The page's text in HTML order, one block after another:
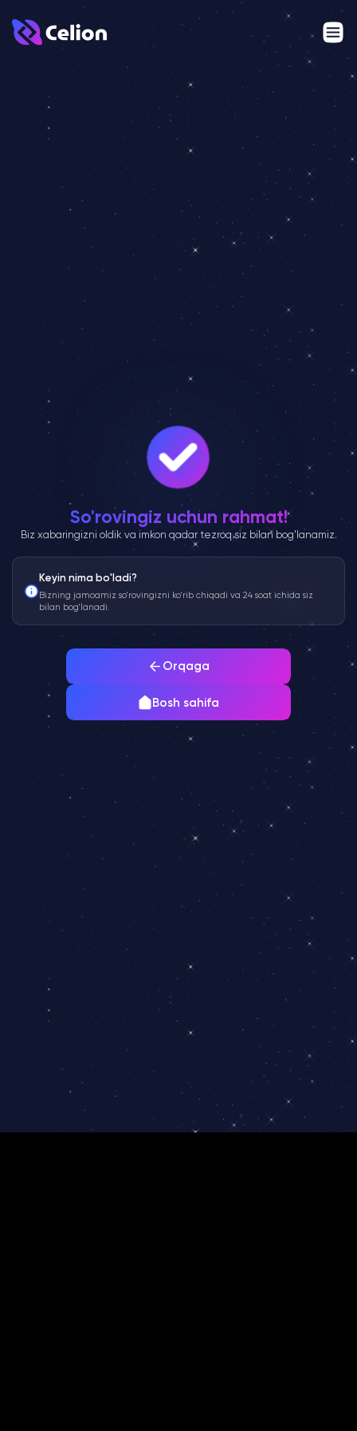
So'rovingiz uchun rahmat!
Biz xabaringizni oldik va imkon qadar tezroq siz bilan bog'lanamiz.
Keyin nima bo'ladi?
Bizning jamoamiz so'rovingizni ko'rib chiqadi va 24 soat ichida siz
bilan bog'lanadi.
Orqaga
Bosh sahifa